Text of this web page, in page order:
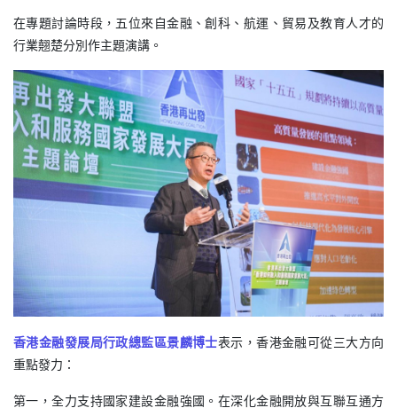
在專題討論時段，五位來自金融、創科、航運、貿易及教育人才的
行業翹楚分別作主題演講。
香港金融發展局行政總監區景麟博士表示，香港金融可從三大方向
重點發力：
第一，全力支持國家建設金融強國。在深化金融開放與互聯互通方